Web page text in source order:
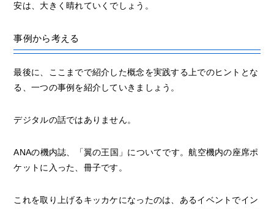
安は、大きく晴れていくでしょう。
事例から考える
最後に、ここまでで紹介した概念を実践する上でのヒントとな
る、一つの事例を紹介していきましょう。
デジタルの話ではありません。
ANAの機内誌、「翼の王国」についてです。航空機内の座席ポ
ケットに入った、冊子です。
これを取り上げるキッカケになったのは、あるイベントでイン